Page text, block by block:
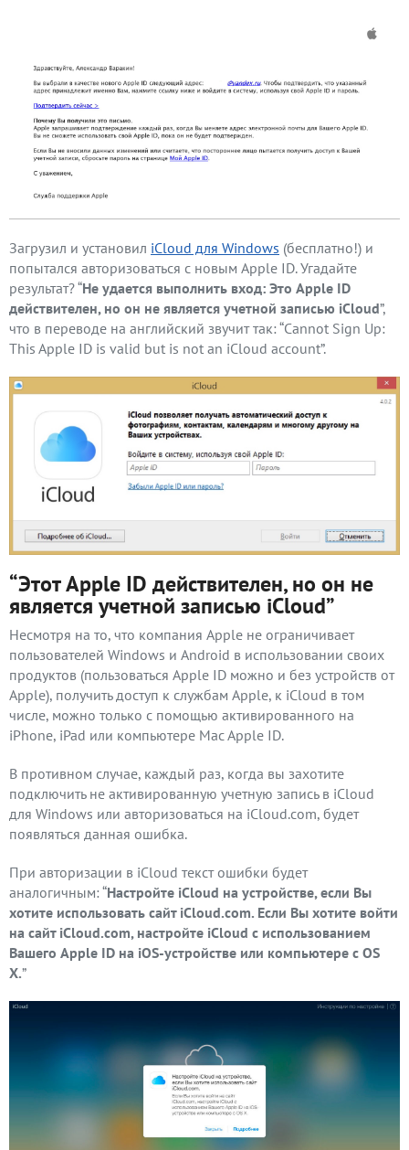
Загрузил и установил iCloud для Windows (бесплатно!) и
попытался авторизоваться с новым Apple ID. Угадайте
результат? “Не удается выполнить вход: Это Apple ID
действителен, но он не является учетной записью iCloud”,
что в переводе на английский звучит так: “Cannot Sign Up:
This Apple ID is valid but is not an iCloud account”.
“Этот Apple ID действителен, но он не
является учетной записью iCloud”
Несмотря на то, что компания Apple не ограничивает
пользователей Windows и Android в использовании своих
продуктов (пользоваться Apple ID можно и без устройств от
Apple), получить доступ к службам Apple, к iCloud в том
числе, можно только с помощью активированного на
iPhone, iPad или компьютере Mac Apple ID.
В противном случае, каждый раз, когда вы захотите
подключить не активированную учетную запись в iCloud
для Windows или авторизоваться на iCloud.com, будет
появляться данная ошибка.
При авторизации в iCloud текст ошибки будет
аналогичным: “Настройте iCloud на устройстве, если Вы
хотите использовать сайт iCloud.com. Если Вы хотите войти
на сайт iCloud.com, настройте iCloud с использованием
Вашего Apple ID на iOS-устройстве или компьютере с OS
X.”